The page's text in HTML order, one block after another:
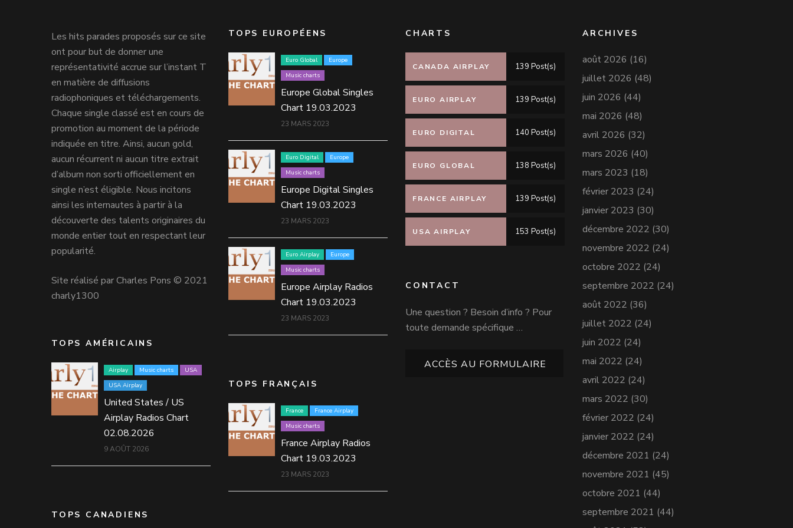
Les hits parades proposés sur ce site
ont pour but de donner une
représentativité accrue sur l’instant T
en matière de diffusions
radiophoniques et téléchargements.
Chaque single classé est en cours de
promotion au moment de la période
indiquée en titre. Ainsi, aucun gold,
aucun récurrent ni aucun titre extrait
d’album non sorti officiellement en
single n’est éligible. Nous incitons
ainsi les internautes à partir à la
découverte des talents originaires du
monde entier tout en respectant leur
popularité.
Site réalisé par Charles Pons © 2021
charly1300
TOPS AMÉRICAINS
Airplay Music charts
USA
USA Airplay
United States / US
Airplay Radios Chart
02.08.2026
9 AOÛT 2026
TOPS CANADIENS
TOPS EUROPÉENS
Euro Global
Europe
Music charts
Europe Global Singles
Chart 19.03.2023
23 MARS 2023
Euro Digital
Europe
Music charts
Europe Digital Singles
Chart 19.03.2023
23 MARS 2023
Euro Airplay
Europe
Music charts
Europe Airplay Radios
Chart 19.03.2023
23 MARS 2023
TOPS FRANÇAIS
France
France Airplay
Music charts
France Airplay Radios
Chart 19.03.2023
23 MARS 2023
CHARTS
CANADA AIRPLAY 139 Post(s)
EURO AIRPLAY 139 Post(s)
EURO DIGITAL 140 Post(s)
EURO GLOBAL 138 Post(s)
FRANCE AIRPLAY 139 Post(s)
USA AIRPLAY 153 Post(s)
CONTACT
Une question ? Besoin d’info ? Pour
toute demande spécifique …
ACCÈS AU FORMULAIRE
ARCHIVES
août 2026 (16)
juillet 2026 (48)
juin 2026 (44)
mai 2026 (48)
avril 2026 (32)
mars 2026 (40)
mars 2023 (18)
février 2023 (24)
janvier 2023 (30)
décembre 2022 (30)
novembre 2022 (24)
octobre 2022 (24)
septembre 2022 (24)
août 2022 (36)
juillet 2022 (24)
juin 2022 (24)
mai 2022 (24)
avril 2022 (24)
mars 2022 (30)
février 2022 (24)
janvier 2022 (24)
décembre 2021 (24)
novembre 2021 (45)
octobre 2021 (44)
septembre 2021 (44)